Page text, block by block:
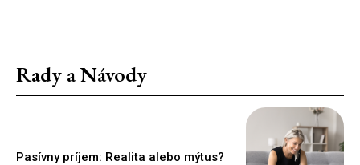
Rady a Návody
Pasívny príjem: Realita alebo mýtus?